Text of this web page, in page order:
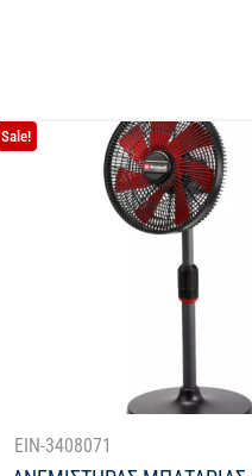
Sale!
EIN-3408071